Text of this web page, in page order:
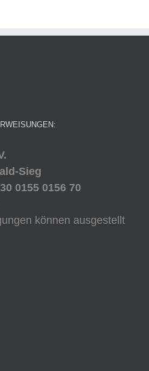
Sieg
0155 0156 70
können ausgestellt